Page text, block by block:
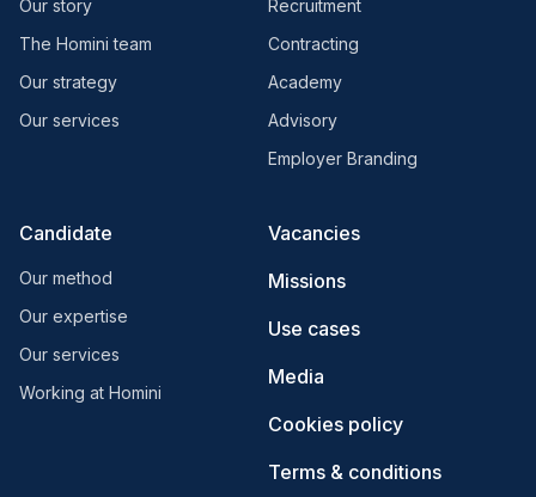
Our story
The Homini team
Our strategy
Our services
Recruitment
Contracting
Academy
Advisory
Employer Branding
Candidate
Our method
Our expertise
Our services
Working at Homini
Vacancies
Missions
Use cases
Media
Cookies policy
Terms & conditions